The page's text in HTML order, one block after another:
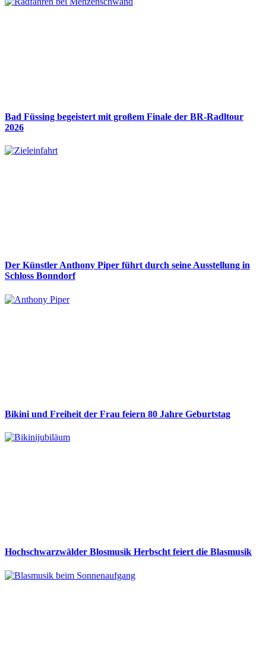
Bad Füssing begeistert mit großem Finale der BR-Radltour
2026
Der Künstler Anthony Piper führt durch seine Ausstellung in
Schloss Bonndorf
Bikini und Freiheit der Frau feiern 80 Jahre Geburtstag
Hochschwarzwälder Blosmusik Herbscht feiert die Blasmusik